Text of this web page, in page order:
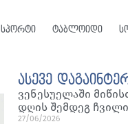
სპორტი ტაბლოიდი
ასევე
ვენესუელაში
დღის შემდეგ
27/06/2026